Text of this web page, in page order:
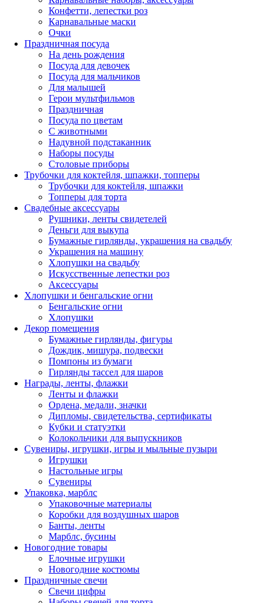
Конфетти, лепестки роз
Карнавальные маски
Очки
Праздничная посуда
На день рождения
Посуда для девочек
Посуда для мальчиков
Для малышей
Герои мультфильмов
Праздничная
Посуда по цветам
С животными
Надувной подстаканник
Наборы посуды
Столовые приборы
Трубочки для коктейля, шпажки, топперы
Трубочки для коктейля, шпажки
Топперы для торта
Свадебные аксессуары
Рушники, ленты свидетелей
Деньги для выкупа
Бумажные гирлянды, украшения на свадьбу
Украшения на машину
Хлопушки на свадьбу
Искусственные лепестки роз
Аксессуары
Хлопушки и бенгальские огни
Бенгальские огни
Хлопушки
Декор помещения
Бумажные гирлянды, фигуры
Дождик, мишура, подвески
Помпоны из бумаги
Гирлянды тассел для шаров
Награды, ленты, флажки
Ленты и флажки
Ордена, медали, значки
Дипломы, свидетельства, сертификаты
Кубки и статуэтки
Колокольчики для выпускников
Сувениры, игрушки, игры и мыльные пузыри
Игрушки
Настольные игры
Сувениры
Упаковка, марблс
Упаковочные материалы
Коробки для воздушных шаров
Банты, ленты
Марблс, бусины
Новогодние товары
Елочные игрушки
Новогодние костюмы
Праздничные свечи
Свечи цифры